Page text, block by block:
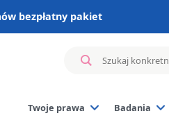
bezpłatny pakiet
Twoje prawa
Badania